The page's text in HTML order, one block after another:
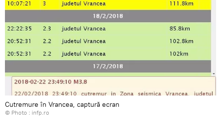
Cutremure în Vrancea, captură ecran
© Photo : infp.ro